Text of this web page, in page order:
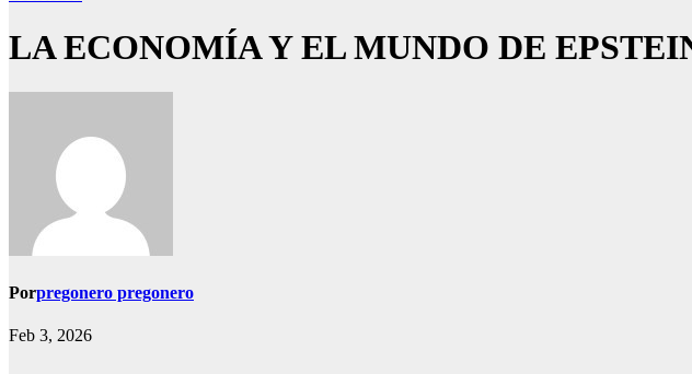
LA ECONOMÍA Y EL MUNDO DE
Porpregonero pregonero
Feb 3, 2026